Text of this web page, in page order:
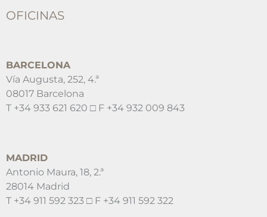
OFICINAS
BARCELONA
Vía Augusta, 252, 4.ª
08017 Barcelona
T +34 933 621 620 □ F +34 932 009 843
MADRID
Antonio Maura, 18, 2.ª
28014 Madrid
T +34 911 592 323 □ F +34 911 592 322